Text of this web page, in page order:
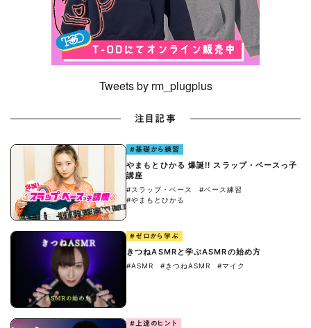
Tweets by rm_plugplus
注目記事
#基礎から練習
やまもとひかる 爆誕!! スラップ・ベースっ子
講座
#スラップ・ベース
#ベース練習
#やまもとひかる
#ゼロから学ぶ
きつねASMRと学ぶASMRの始め方
#ASMR #きつねASMR #マイク
#上達のヒント